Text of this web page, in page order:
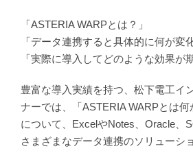
「ASTERIA WARPとは？」
「データ連携すると具体的に何が変
「実際に導入してどのような効果が
豊富な導入実績を持つ、松下電工イ
ナーでは、「ASTERIA WARPとは
について、ExcelやNotes、Oracle、
さまざまなデータ連携のソリューシ